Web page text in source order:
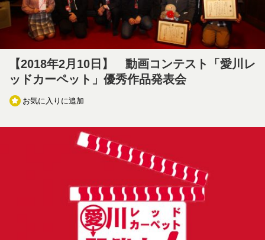
【2018年2月10日】 動画コンテスト「愛川レ
ッドカーペット」優秀作品発表会
お気に入りに追加